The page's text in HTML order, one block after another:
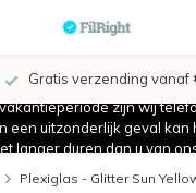
Gratis verzending vanaf
zijn wij
een uitzonderlijk geval kan
langer duren dan u van
Plexiglas - Glitter Sun